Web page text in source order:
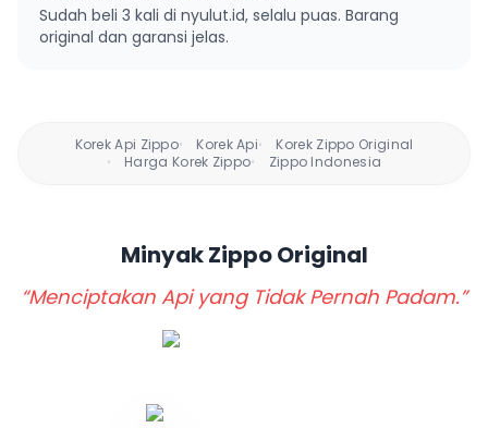
Sudah beli 3 kali di nyulut.id, selalu puas. Barang
original dan garansi jelas.
Korek Api Zippo• Korek Api• Korek Zippo Original
• Harga Korek Zippo• Zippo Indonesia
Minyak ZippoOriginal
“Menciptakan Api yang Tidak Pernah Padam.”